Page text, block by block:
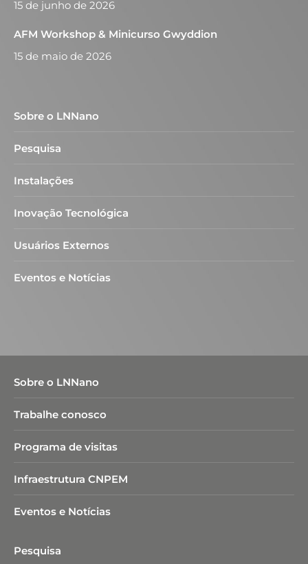
15 de junho de 2026
AFM Workshop & Minicurso Gwyddion
15 de maio de 2026
Sobre o LNNano
Pesquisa
Instalações
Inovação Tecnológica
Usuários Externos
Eventos e Notícias
Sobre o LNNano
Trabalhe conosco
Programa de visitas
Infraestrutura CNPEM
Eventos e Notícias
Pesquisa